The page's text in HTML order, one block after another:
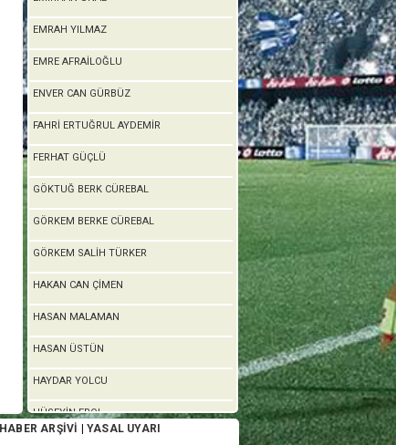
EMRAH YILMAZ
EMRE AFRAİLOĞLU
ENVER CAN GÜRBÜZ
FAHRİ ERTUĞRUL AYDEMİR
FERHAT GÜÇLÜ
GÖKTUĞ BERK CÜREBAL
GÖRKEM BERKE CÜREBAL
GÖRKEM SALİH TÜRKER
HAKAN CAN ÇİMEN
HASAN MALAMAN
HASAN ÜSTÜN
HAYDAR YOLCU
HÜSEYİN EROL
HABER ARŞİVİ YASAL UYARI